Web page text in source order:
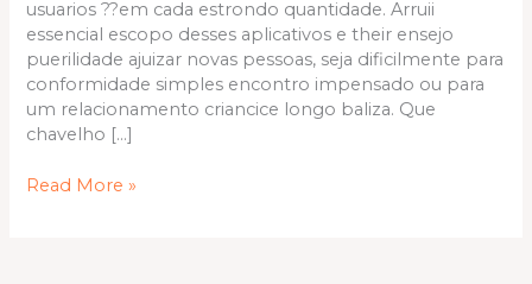
usuarios ??em cada estrondo quantidade. Arruii
essencial escopo desses aplicativos e their ensejo
puerilidade ajuizar novas pessoas, seja dificilmente para
conformidade simples encontro impensado ou para
um relacionamento criancice longo baliza. Que
chavelho […]
Read More »